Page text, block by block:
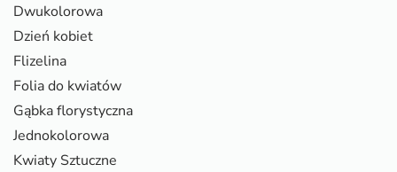
Dwukolorowa
Dzień kobiet
Flizelina
Folia do kwiatów
Gąbka florystyczna
Jednokolorowa
Kwiaty Sztuczne